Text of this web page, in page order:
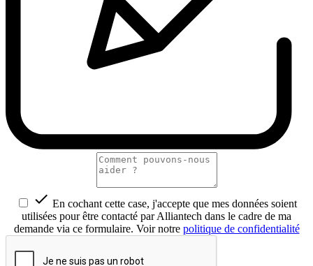
 En cochant cette case, j'accepte que mes données soient
utilisées pour être contacté par Alliantech dans le cadre de ma
demande via ce formulaire. Voir notre politique de confidentialité